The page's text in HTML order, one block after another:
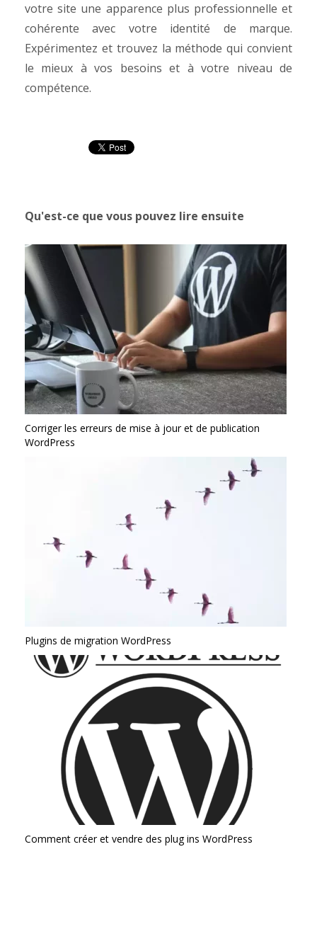
votre site une apparence plus professionnelle et
cohérente avec votre identité de marque.
Expérimentez et trouvez la méthode qui convient
le mieux à vos besoins et à votre niveau de
compétence.
Qu'est-ce que vous pouvez lire ensuite
Corriger les erreurs de mise à jour et de publication
WordPress
Plugins de migration WordPress
Comment créer et vendre des plug ins WordPress